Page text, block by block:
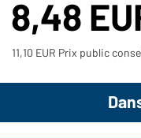
8,48
11,10 EUR Prix public